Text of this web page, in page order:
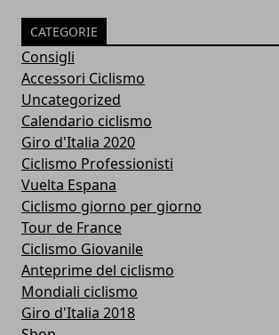
CATEGORIE
Consigli
Accessori Ciclismo
Uncategorized
Calendario ciclismo
Giro d'Italia 2020
Ciclismo Professionisti
Vuelta Espana
Ciclismo giorno per giorno
Tour de France
Ciclismo Giovanile
Anteprime del ciclismo
Mondiali ciclismo
Giro d'Italia 2018